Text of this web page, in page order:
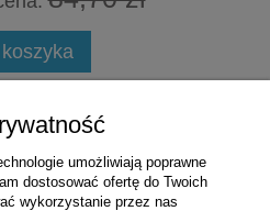
umożliwiają poprawne
dostosować ofertę do Twoich
wykorzystanie przez nas